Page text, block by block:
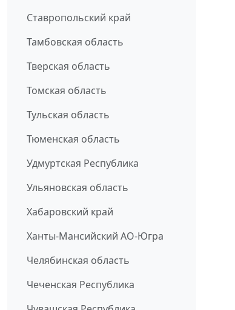
Ставропольский край
Тамбовская область
Тверская область
Томская область
Тульская область
Тюменская область
Удмуртская Республика
Ульяновская область
Хабаровский край
Ханты-Мансийский АО-Югра
Челябинская область
Чеченская Республика